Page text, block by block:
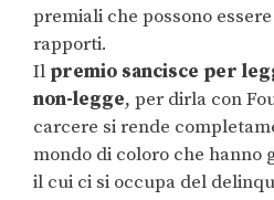
premiali che possono
rapporti.
Il premio sancisce per
non-legge, per dirla con
carcere si rende
mondo di coloro che hanno
il cui ci si occupa del